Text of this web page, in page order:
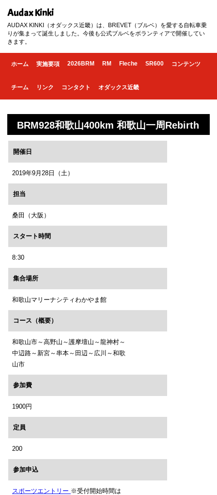
Audax Kinki
AUDAX KINKI（オダックス近畿）は、BREVET（ブルベ）を愛する自転車乗
りが集まって誕生しました。今後も公式ブルベをボランティアで開催してい
きます。
ホーム 実施要項 2026BRM RM Fleche SR600 コンテンツ
チーム リンク コンタクト オダックス近畿
BRM928和歌山400km 和歌山一周Rebirth
開催日
2019年9月28日（土）
担当
桑田（大阪）
スタート時間
8:30
集合場所
和歌山マリーナシティわかやま館
コース（概要）
和歌山市～高野山～護摩壇山～龍神村～
中辺路～新宮～串本～田辺～広川～和歌
山市
参加費
1900円
定員
200
参加申込
スポーツエントリー ※受付開始時間は